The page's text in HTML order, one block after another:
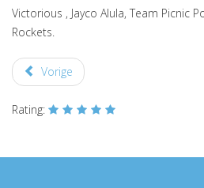
Victorious , Jayco Alula, Team Picnic
Rockets.
Vorige
Rating: